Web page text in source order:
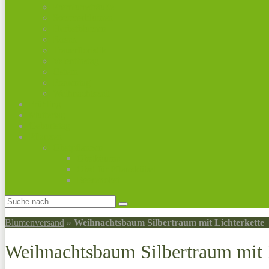
Blumenversand » Weihnachtsbaum Silbertraum mit Lichterkette
Weihnachtsbaum Silbertraum